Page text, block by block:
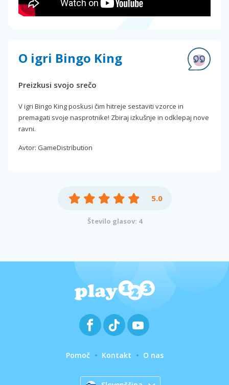
O igri Bingo King
Preizkusi svojo srečo
V igri Bingo King poskusi čim hitreje sestaviti vzorce in
premagati svoje nasprotnike! Zbiraj izkušnje in odklepaj nove
ravni.
Avtor: GameDistribution
5.0
Število glasov: 4
Pomoč Kontakt O nas